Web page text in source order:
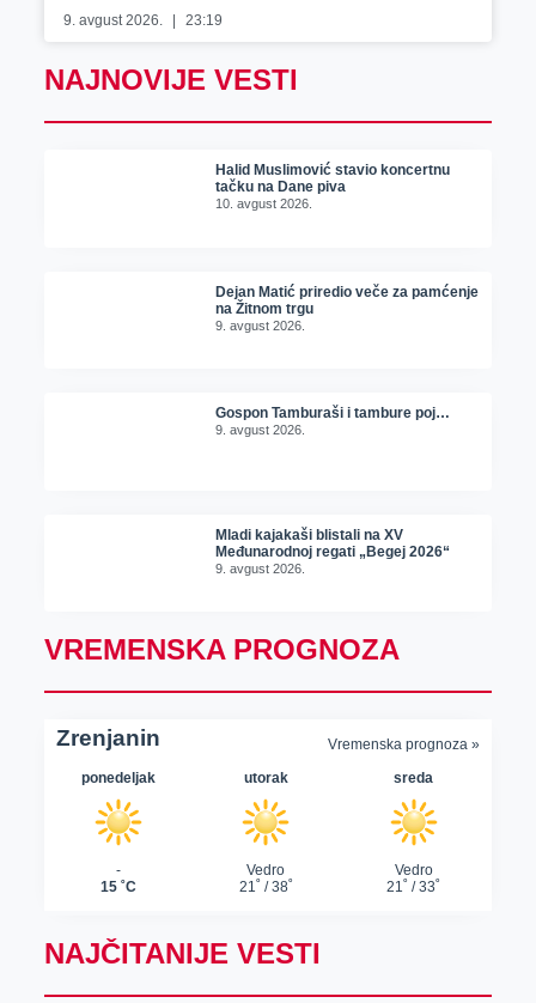
9. avgust 2026. 23:19
NAJNOVIJE VESTI
Halid Muslimović stavio koncertnu
tačku na Dane piva
10. avgust 2026.
Dejan Matić priredio veče za pamćenje
na Žitnom trgu
9. avgust 2026.
Gospon Tamburaši i tambure poj…
9. avgust 2026.
Mladi kajakaši blistali na XV
Međunarodnoj regati „Begej 2026“
9. avgust 2026.
VREMENSKA PROGNOZA
NAJČITANIJE VESTI